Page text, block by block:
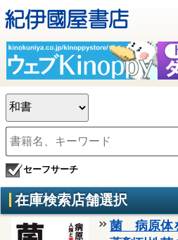
セーフサーチ
在庫検索店舗選択
菌 病原体